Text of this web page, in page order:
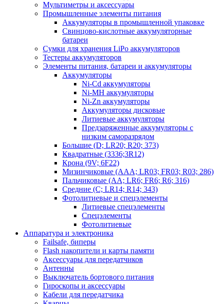
Мультиметры и аксессуары
Промышленные элементы питания
Аккумуляторы в промышленной упаковке
Свинцово-кислотные аккумуляторные
батареи
Сумки для хранения LiPo аккумуляторов
Тестеры аккумуляторов
Элементы питания, батареи и аккумуляторы
Аккумуляторы
Ni-Cd аккумуляторы
Ni-MH аккумуляторы
Ni-Zn аккумуляторы
Аккумуляторы дисковые
Литиевые аккумуляторы
Предзаряженные аккумуляторы с
низким саморазрядом
Большие (D; LR20; R20; 373)
Квадратные (3336;3R12)
Крона (9V; 6F22)
Мизинчиковые (AAA; LR03; FR03; R03; 286)
Пальчиковые (AA; LR6; FR6; R6; 316)
Средние (C; LR14; R14; 343)
Фотолитиевые и спецэлементы
Литиевые спецэлементы
Спецэлементы
Фотолитиевые
Аппаратура и электроника
Failsafe, биперы
Flash накопители и карты памяти
Аксессуары для передатчиков
Антенны
Выключатель бортового питания
Гироскопы и аксессуары
Кабели для передатчика